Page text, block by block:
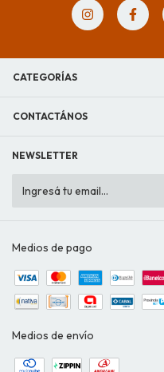
CATEGORÍAS
CONTACTÁNOS
NEWSLETTER
Medios de pago
Medios de envío